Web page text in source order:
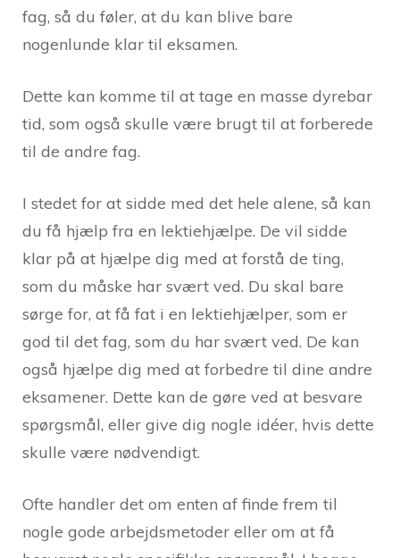
fag, så du føler, at du kan blive bare
nogenlunde klar til eksamen.
Dette kan komme til at tage en masse dyrebar
tid, som også skulle være brugt til at forberede
til de andre fag.
I stedet for at sidde med det hele alene, så kan
du få hjælp fra en lektiehjælpe. De vil sidde
klar på at hjælpe dig med at forstå de ting,
som du måske har svært ved. Du skal bare
sørge for, at få fat i en lektiehjælper, som er
god til det fag, som du har svært ved. De kan
også hjælpe dig med at forbedre til dine andre
eksamener. Dette kan de gøre ved at besvare
spørgsmål, eller give dig nogle idéer, hvis dette
skulle være nødvendigt.
Ofte handler det om enten af finde frem til
nogle gode arbejdsmetoder eller om at få